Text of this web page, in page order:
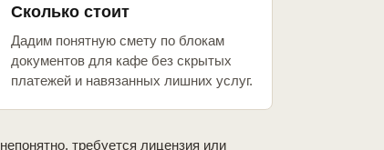
Сколько стоит
Дадим понятную смету по блокам
документов для кафе без скрытых
платежей и навязанных лишних услуг.
непонятно, требуется лицензия или